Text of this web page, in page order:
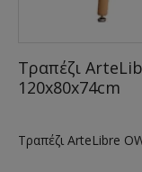
Τραπέζι
120x80x74cm
Τραπέζι ArteLibre